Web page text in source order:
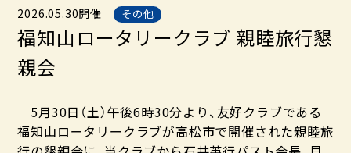
2026.05.30開催 その他
福知山ロータリークラブ 親睦旅行懇
親会
5月30日（土）午後6時30分より、友好クラブである
福知山ロータリークラブが高松市で開催された親睦旅